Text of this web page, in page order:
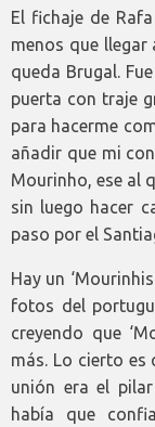
El fichaje de
menos que llegar
queda Brugal.
puerta con traje
para hacerme
añadir que mi
Mourinho, ese al
sin luego hacer
paso por el
Hay un
fotos del
creyendo que
más. Lo cierto es
unión era el
había que